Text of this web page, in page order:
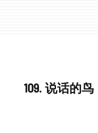
109. 说话的